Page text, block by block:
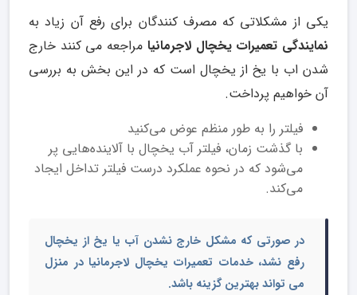
یکی از مشکلاتی که مصرف کنندگان برای رفع آن زیاد به
نمایندگی تعمیرات یخچال لاجرمانیا مراجعه می کنند خارج
شدن اب با یخ از یخچال است که در این بخش به بررسی
آن خواهیم پرداخت.
فیلتر را به طور منظم عوض می‌کنید
با گذشت زمان، فیلتر آب یخچال با آلاینده‌هایی پر
می‌شود که در نحوه عملکرد درست فیلتر تداخل ایجاد
می‌کند.
در صورتی که مشکل خارج نشدن آب یا یخ از یخچال
رفع نشد، خدمات تعمیرات یخچال لاجرمانیا در منزل
می تواند بهترین گزینه باشد.